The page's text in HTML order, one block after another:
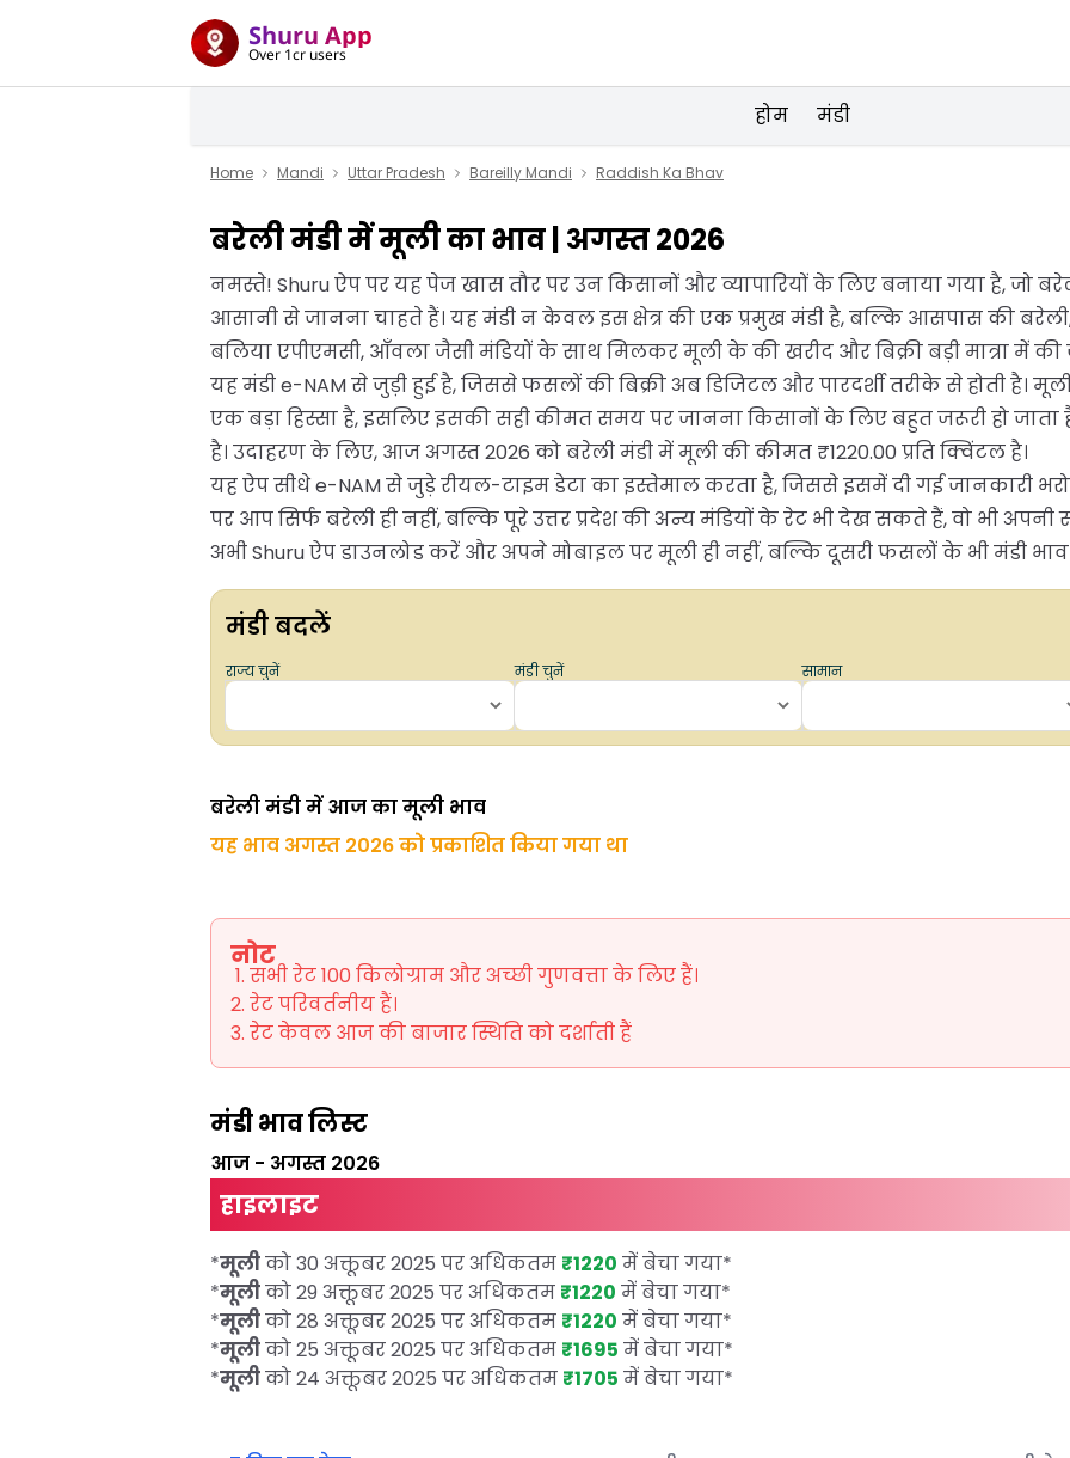
Shuru App
Over 1cr users
होम मंडी
Home Mandi Uttar Pradesh Bareilly Mandi Raddish Ka Bhav
बरेली मंडी में मूली का भाव | अगस्त 2026
नमस्ते! Shuru ऐप पर यह पेज खास तौर पर उन किसानों और व्यापारियों के लिए बनाया गया है, जो
आसानी से जानना चाहते हैं। यह मंडी न केवल इस क्षेत्र की एक प्रमुख मंडी है, बल्कि आसपास की
बलिया एपीएमसी, आँवला जैसी मंडियों के साथ मिलकर मूली के की खरीद और बिक्री बड़ी मात्रा में की
यह मंडी e-NAM से जुड़ी हुई है, जिससे फसलों की बिक्री अब डिजिटल और पारदर्शी तरीके से होती
एक बड़ा हिस्सा है, इसलिए इसकी सही कीमत समय पर जानना किसानों के लिए बहुत जरूरी हो जाता
है। उदाहरण के लिए, आज अगस्त 2026 को बरेली मंडी में मूली की कीमत ₹1220.00 प्रति क्विंटल है।
यह ऐप सीधे e-NAM से जुड़े रीयल-टाइम डेटा का इस्तेमाल करता है, जिससे इसमें दी गई जानकारी
पर आप सिर्फ बरेली ही नहीं, बल्कि पूरे उत्तर प्रदेश की अन्य मंडियों के रेट भी देख सकते हैं, वो भी अपनी
अभी Shuru ऐप डाउनलोड करें और अपने मोबाइल पर मूली ही नहीं, बल्कि दूसरी फसलों के भी मंडी
मंडी बदलें
राज्य चुनें मंडी चुनें सामान
बरेली मंडी में आज का मूली भाव
यह भाव अगस्त 2026 को प्रकाशित किया गया था
नोट
सभी रेट 100 किलोग्राम और अच्छी गुणवत्ता के लिए हैं।
रेट परिवर्तनीय हैं।
रेट केवल आज की बाजार स्थिति को दर्शाती हैं
मंडी भाव लिस्ट
आज - अगस्त 2026
हाइलाइट
*मूलीको 30 अक्तूबर 2025 पर अधिकतम ₹1220 में बेचा गया*
*मूलीको 29 अक्तूबर 2025 पर अधिकतम ₹1220 में बेचा गया*
*मूलीको 28 अक्तूबर 2025 पर अधिकतम ₹1220 में बेचा गया*
*मूलीको 25 अक्तूबर 2025 पर अधिकतम ₹1695 में बेचा गया*
*मूलीको 24 अक्तूबर 2025 पर अधिकतम ₹1705 में बेचा गया*